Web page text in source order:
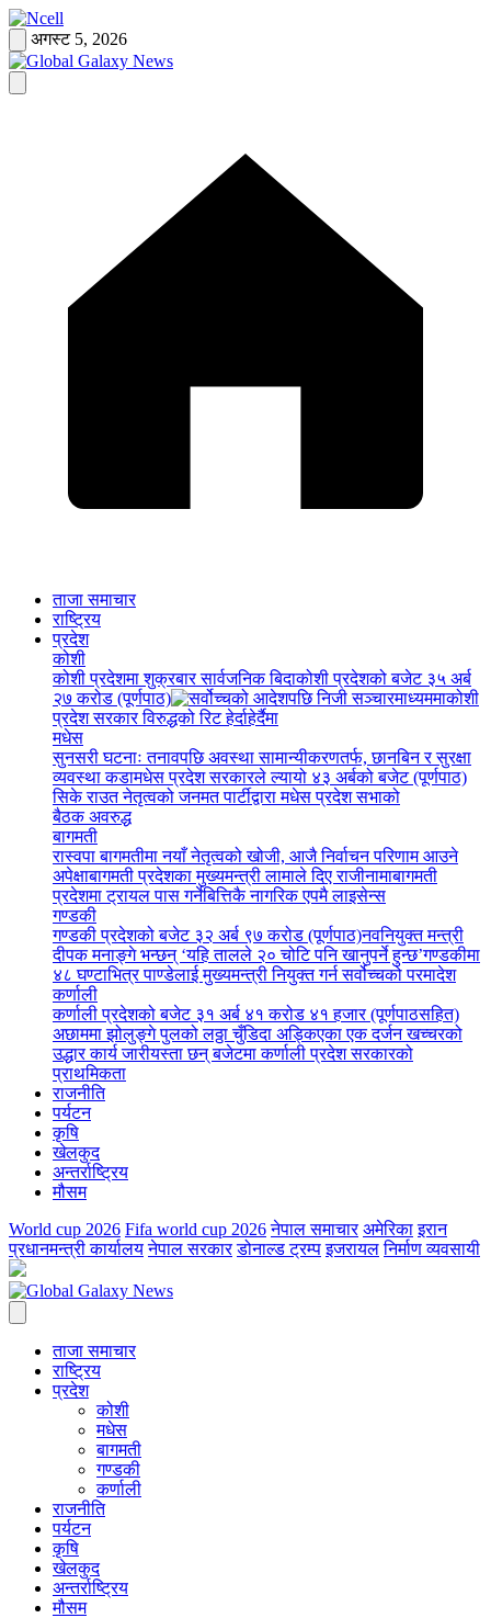
Skip
to
content
अगस्ट 5, 2026
ताजा समाचार
राष्ट्रिय
प्रदेश
कोशी
कोशी प्रदेशमा शुक्रबार सार्वजनिक बिदाकोशी प्रदेशको बजेट ३५ अर्ब
२७ करोड (पूर्णपाठ)
कोशी
प्रदेश सरकार विरुद्धको रिट हेर्दाहेर्दैमा
मधेस
सुनसरी घटनाः तनावपछि अवस्था सामान्यीकरणतर्फ, छानबिन र सुरक्षा
व्यवस्था कडामधेस प्रदेश सरकारले ल्यायो ४३ अर्बको बजेट (पूर्णपाठ)
सिके राउत नेतृत्वको जनमत पार्टीद्वारा मधेस प्रदेश सभाको
बैठक अवरुद्ध
बागमती
रास्वपा बागमतीमा नयाँ नेतृत्वको खोजी, आजै निर्वाचन परिणाम आउने
अपेक्षाबागमती प्रदेशका मुख्यमन्त्री लामाले दिए राजीनामाबागमती
प्रदेशमा ट्रायल पास गर्नेबित्तिकै नागरिक एपमै लाइसेन्स
गण्डकी
गण्डकी प्रदेशको बजेट ३२ अर्ब ९७ करोड (पूर्णपाठ)नवनियुक्त मन्त्री
दीपक मनाङ्गे भन्छन् ‘यहि तालले २० चोटि पनि खानुपर्ने हुन्छ’गण्डकीमा
४८ घण्टाभित्र पाण्डेलाई मुख्यमन्त्री नियुक्त गर्न सर्वोच्चको परमादेश
कर्णाली
कर्णाली प्रदेशको बजेट ३१ अर्ब ४१ करोड ४१ हजार (पूर्णपाठसहित)
अछाममा झोलुङ्गे पुलको लठ्ठा चुँडिदा अड्किएका एक दर्जन खच्चरको
उद्धार कार्य जारीयस्ता छन् बजेटमा कर्णाली प्रदेश सरकारको
प्राथमिकता
राजनीति
पर्यटन
कृषि
खेलकुद
अन्तर्राष्ट्रिय
मौसम
World cup 2026 Fifa world cup 2026 नेपाल समाचार अमेरिका इरान
प्रधानमन्त्री कार्यालय नेपाल सरकार डोनाल्ड ट्रम्प इजरायल निर्माण व्यवसायी
ताजा समाचार
राष्ट्रिय
प्रदेश
कोशी
मधेस
बागमती
गण्डकी
कर्णाली
राजनीति
पर्यटन
कृषि
खेलकुद
अन्तर्राष्ट्रिय
मौसम